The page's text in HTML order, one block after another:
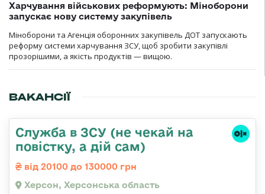
Харчування військових реформують: Міноборони
запускає нову систему закупівель
Міноборони та Агенція оборонних закупівель ДОТ запускають
реформу системи харчування ЗСУ, щоб зробити закупівлі
прозорішими, а якість продуктів — вищою.
ВАКАНСІЇ
Служба в ЗСУ (не чекай на
повістку, а дій сам)
від 20100 до 130000 грн
Херсон, Херсонська область